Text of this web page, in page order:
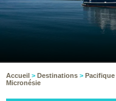
Accueil > Destinations > Pacifique
Micronésie